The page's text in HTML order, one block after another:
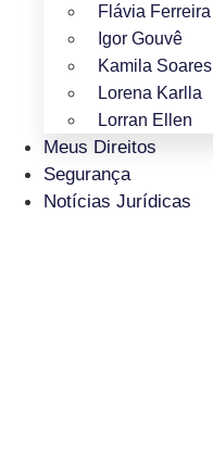
Flávia Ferreira
Igor Gouvê
Kamila Soares
Lorena Karlla
Lorran Ellen
Meus Direitos
Segurança
Notícias Jurídicas